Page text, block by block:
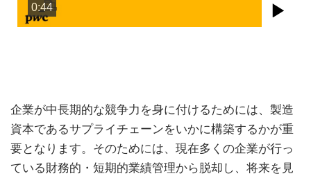
0:44
企業が中長期的な競争力を身に付けるためには、製造
資本であるサプライチェーンをいかに構築するかが重
要となります。そのためには、現在多くの企業が行っ
ている財務的・短期的業績管理から脱却し、将来を見